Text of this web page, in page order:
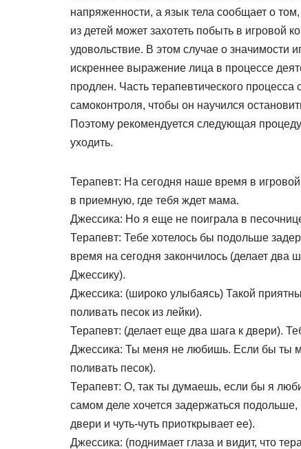
напряженности, а язык тела сообщает о
из детей может захотеть побыть в игровой
удовольствие. В этом случае о значимости
искреннее выражение лица в процессе
продлен. Часть терапевтического
самоконтроля, чтобы он научился
Поэтому рекомендуется следующая
уходить.
Терапевт: На сегодня наше время в игровой
в приемную, где тебя ждет мама.
Джессика: Но я еще не поиграла в
Терапевт: Тебе хотелось бы подольше
время на сегодня закончилось (делает два
Джессику).
Джессика: (широко улыбаясь) Такой
поливать песок из лейки).
Терапевт: (делает еще два шага к двери).
Джессика: Ты меня не любишь. Если бы ты
поливать песок).
Терапевт: О, так ты думаешь, если бы я
самом деле хочется задержаться
двери и чуть-чуть приоткрывает ее).
Джессика: (поднимает глаза и видит, что